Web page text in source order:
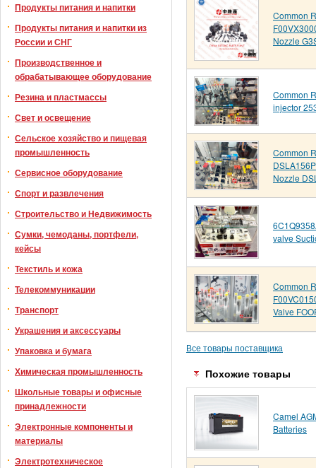
Продукты питания и напитки
Продукты питания и напитки из
России и СНГ
Производственное и
обрабатывающее оборудование
Резина и пластмассы
Свет и освещение
Сельское хозяйство и пищевая
промышленность
Сервисное оборудование
Спорт и развлечения
Строительство и Недвижимость
Сумки, чемоданы, портфели,
кейсы
Текстиль и кожа
Телекоммуникации
Транспорт
Украшения и аксессуары
Упаковка и бумага
Химическая промышленность
Школьные товары и офисные
принадлежности
Электронные компоненты и
материалы
Электротехническое
Common
Nozzle
Common
injector
Common
Nozzle
valve
Common
Valve
Все товары поставщика
Похожие товары
Camel
Batteries